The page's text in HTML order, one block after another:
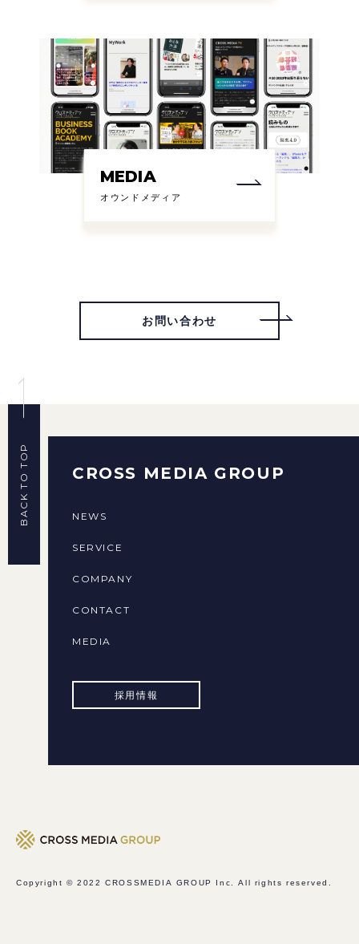
MEDIA
オウンドメディア
お問い合わせ
BACK TO TOP CROSS MEDIA GROUP
NEWS
SERVICE
COMPANY
CONTACT
MEDIA
採用情報
Copyright © 2022CROSSMEDIA GROUP Inc. All rights reserved.